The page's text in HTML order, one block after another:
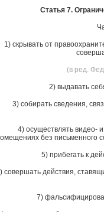
Статья 7.
1) скрывать от
(в ред.
2) выдавать
3) собирать сведения,
4) осуществлять видео-
без письменного
5) прибегать к
совершать действия,
7)